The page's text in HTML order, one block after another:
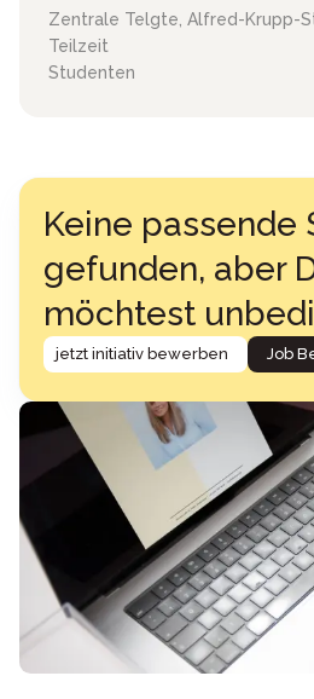
Zentrale Telgte, Alfred-Krupp-
Teilzeit
Studenten
Keine passende
gefunden, aber
möchtest
jetzt initiativ bewerben Job